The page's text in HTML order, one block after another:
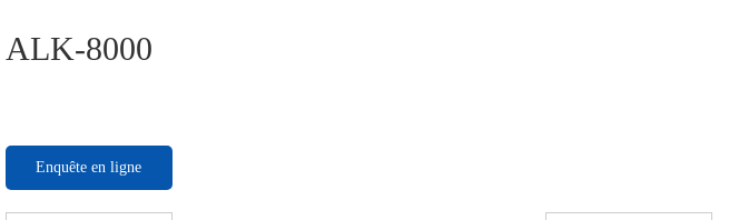
ALK-8000
Enquête en ligne